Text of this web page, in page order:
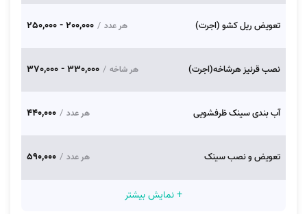
تعویض ریل کشو (اجرت) هر عدد /
200,000 - 250,000
نصب قرنیز هرشاخه(اجرت) هر شاخه /
330,000 - 370,000
آب بندی سینک ظرفشویی هر عدد /
440,000
تعویض و نصب سینک هر عدد /
590,000
+ نمایش بیشتر